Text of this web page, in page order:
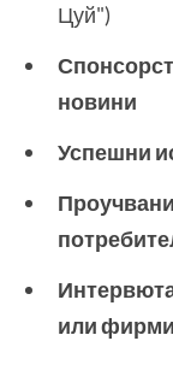
Цуй")
новини
Успешни
или фирми